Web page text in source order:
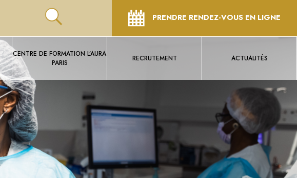
PRENDRE RENDEZ-VOUS EN LIGNE
CENTRE DE FORMATION L’AURA
PARIS
RECRUTEMENT ACTUALITÉS